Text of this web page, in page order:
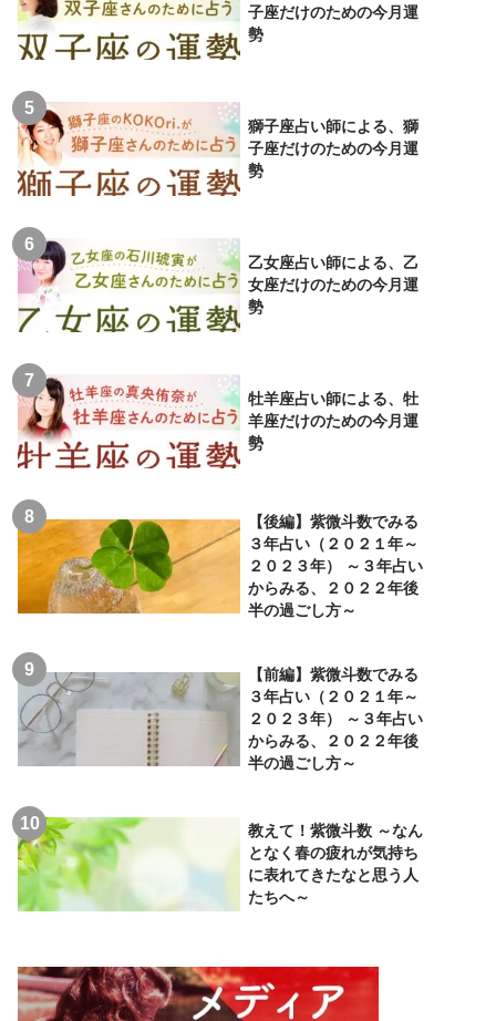
子座だけのための今月運
勢
獅子座占い師による、獅
子座だけのための今月運
勢
乙女座占い師による、乙
女座だけのための今月運
勢
牡羊座占い師による、牡
羊座だけのための今月運
勢
【後編】紫微斗数でみる
３年占い（２０２１年～
２０２３年） ～３年占い
からみる、２０２２年後
半の過ごし方～
【前編】紫微斗数でみる
３年占い（２０２１年～
２０２３年） ～３年占い
からみる、２０２２年後
半の過ごし方～
教えて！紫微斗数 ～なん
となく春の疲れが気持ち
に表れてきたなと思う人
たちへ～